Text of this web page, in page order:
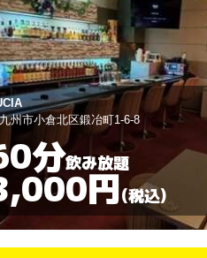
州市小倉北区鍛冶町1-6-8
分飲み放題
円(税込)